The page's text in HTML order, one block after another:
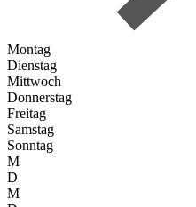
Montag
Dienstag
Mittwoch
Donnerstag
Freitag
Samstag
Sonntag
M
D
M